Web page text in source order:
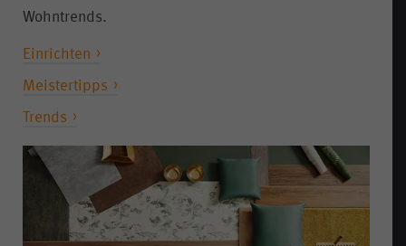
Wohntrends.
Einrichten
Meistertipps
Trends